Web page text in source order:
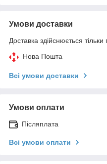
Умови доставки
Доставка здійснюється тільки
Нова Пошта
Всі умови доставки
Умови оплати
Післяплата
Всі умови оплати